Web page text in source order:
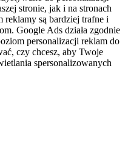
stronie, jak i na stronach
są bardziej trafne i
Google Ads działa zgodnie
personalizacji reklam do
czy chcesz, aby Twoje
spersonalizowanych